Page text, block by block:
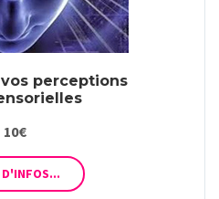
perceptions
10€
D'INFOS...